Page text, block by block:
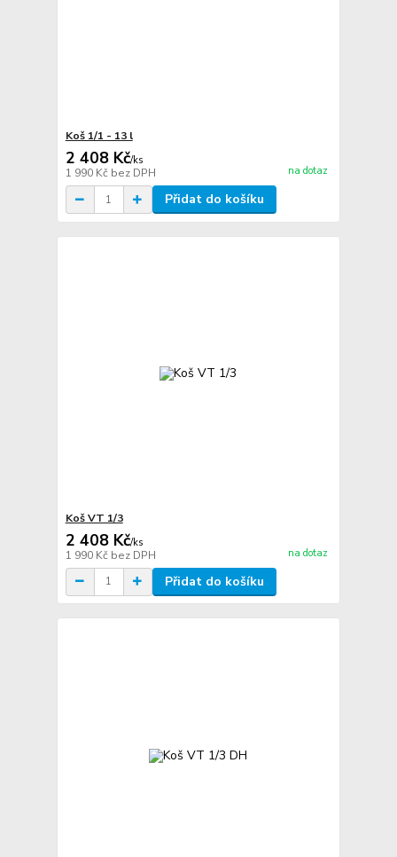
Koš 1/1 - 13 l
2 408 Kč/ks
1 990 Kč bez DPH na dotaz
Přidat do košíku
Koš VT 1/3
2 408 Kč/ks
1 990 Kč bez DPH na dotaz
Přidat do košíku